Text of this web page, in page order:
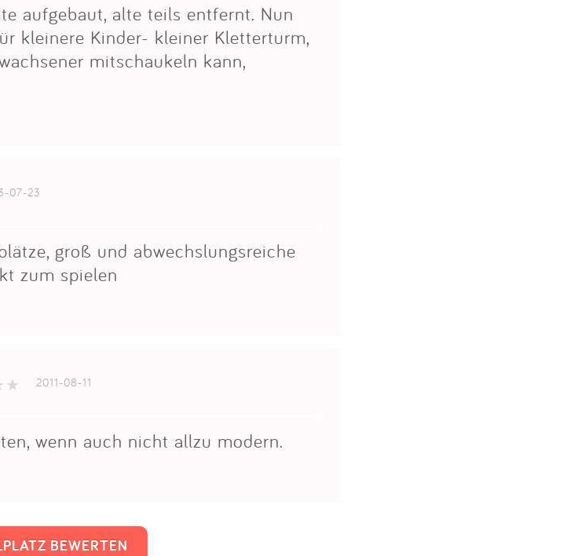
aufgebaut, alte teils entfernt. Nun
kleinere Kinder- kleiner Kletterturm,
mitschaukeln kann,
07-23
groß und abwechslungsreiche
zum spielen
2011-08-11
wenn auch nicht allzu modern.
BEWERTEN